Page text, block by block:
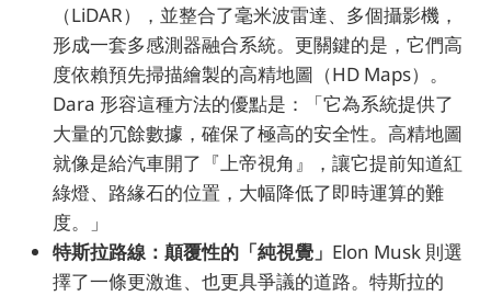
（LiDAR），並整合了毫米波雷達、多個攝影機，
形成一套多感測器融合系統。更關鍵的是，它們高
度依賴預先掃描繪製的高精地圖（HD Maps）。
Dara 形容這種方法的優點是：「它為系統提供了
大量的冗餘數據，確保了極高的安全性。高精地圖
就像是給汽車開了『上帝視角』，讓它提前知道紅
綠燈、路緣石的位置，大幅降低了即時運算的難
度。」
特斯拉路線：顛覆性的「純視覺」 Elon Musk 則選
擇了一條更激進、也更具爭議的道路。特斯拉的